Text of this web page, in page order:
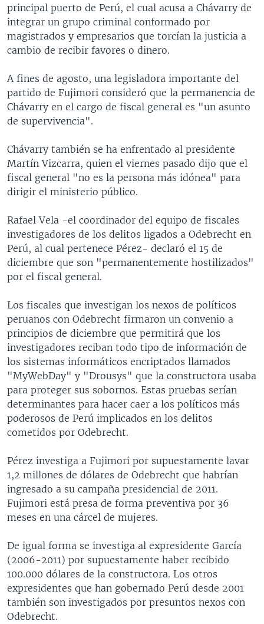
principal puerto de Perú, el cual acusa a Chávarry de
integrar un grupo criminal conformado por
magistrados y empresarios que torcían la justicia a
cambio de recibir favores o dinero.
A fines de agosto, una legisladora importante del
partido de Fujimori consideró que la permanencia de
Chávarry en el cargo de fiscal general es "un asunto
de supervivencia".
Chávarry también se ha enfrentado al presidente
Martín Vizcarra, quien el viernes pasado dijo que el
fiscal general "no es la persona más idónea" para
dirigir el ministerio público.
Rafael Vela -el coordinador del equipo de fiscales
investigadores de los delitos ligados a Odebrecht en
Perú, al cual pertenece Pérez- declaró el 15 de
diciembre que son "permanentemente hostilizados"
por el fiscal general.
Los fiscales que investigan los nexos de políticos
peruanos con Odebrecht firmaron un convenio a
principios de diciembre que permitirá que los
investigadores reciban todo tipo de información de
los sistemas informáticos encriptados llamados
"MyWebDay" y "Drousys" que la constructora usaba
para proteger sus sobornos. Estas pruebas serían
determinantes para hacer caer a los políticos más
poderosos de Perú implicados en los delitos
cometidos por Odebrecht.
Pérez investiga a Fujimori por supuestamente lavar
1,2 millones de dólares de Odebrecht que habrían
ingresado a su campaña presidencial de 2011.
Fujimori está presa de forma preventiva por 36
meses en una cárcel de mujeres.
De igual forma se investiga al expresidente García
(2006-2011) por supuestamente haber recibido
100.000 dólares de la constructora. Los otros
expresidentes que han gobernado Perú desde 2001
también son investigados por presuntos nexos con
Odebrecht.